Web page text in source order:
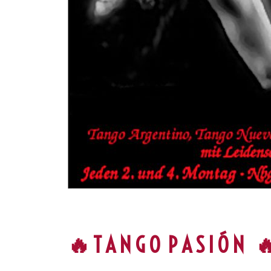
🔥 T A N G O P A S I Ó N